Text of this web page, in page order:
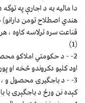
دا ماليه به د اجارې په
هندي اصطلاح تومن دارانو)
قناعت سره ترلاسه كاوه ،
(1)
2- - د حكومتي املاكو
اود كليو دكروندو څخه او
3- - د باجګيرۍ محصول و ،
كېده نن ورځ د باجګېرۍ